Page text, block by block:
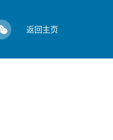
返回主页